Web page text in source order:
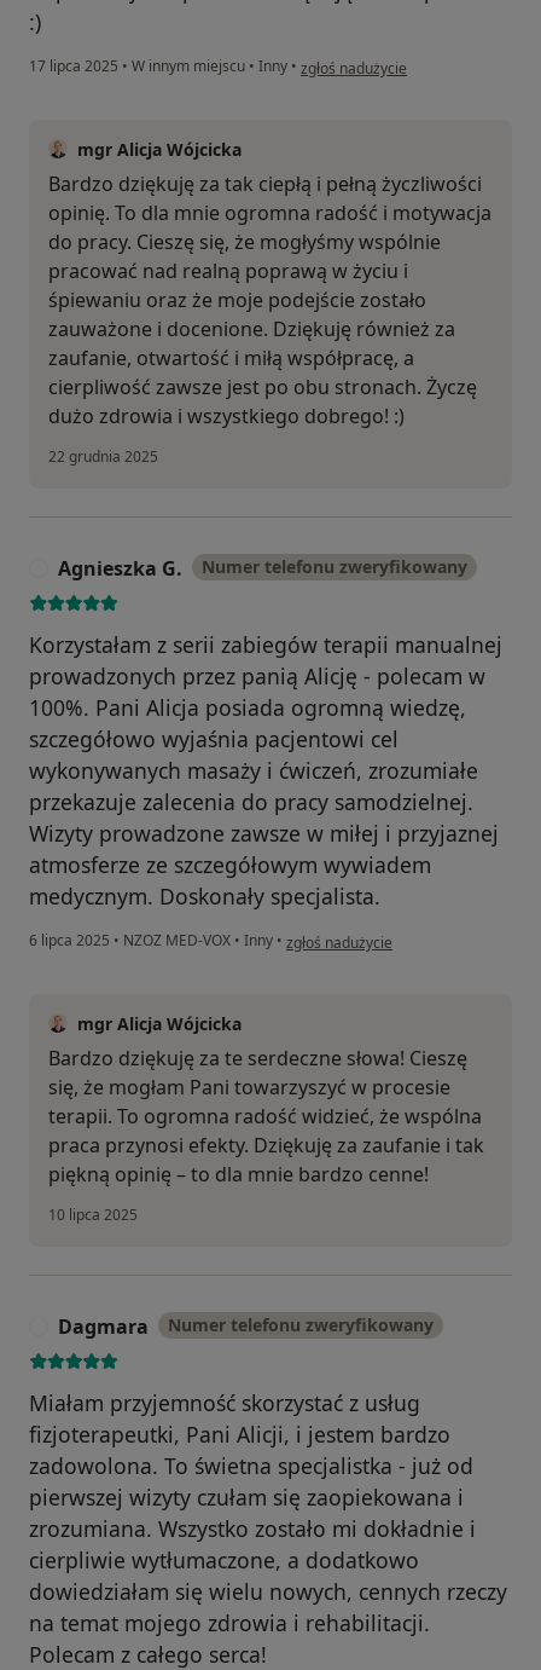
:)
17 lipca 2025 • W innym miejscu • Inny • w opinii użytkownika Justyna
zgłoś nadużycie
mgr Alicja Wójcicka
Bardzo dziękuję za tak ciepłą i pełną życzliwości
opinię. To dla mnie ogromna radość i motywacja
do pracy. Cieszę się, że mogłyśmy wspólnie
pracować nad realną poprawą w życiu i
śpiewaniu oraz że moje podejście zostało
zauważone i docenione. Dziękuję również za
zaufanie, otwartość i miłą współpracę, a
cierpliwość zawsze jest po obu stronach. Życzę
dużo zdrowia i wszystkiego dobrego! :)
22 grudnia 2025
Agnieszka G. Numer telefonu zweryfikowany
Korzystałam z serii zabiegów terapii manualnej
prowadzonych przez panią Alicję - polecam w
100%. Pani Alicja posiada ogromną wiedzę,
szczegółowo wyjaśnia pacjentowi cel
wykonywanych masaży i ćwiczeń, zrozumiałe
przekazuje zalecenia do pracy samodzielnej.
Wizyty prowadzone zawsze w miłej i przyjaznej
atmosferze ze szczegółowym wywiadem
medycznym. Doskonały specjalista.
6 lipca 2025 • NZOZ MED-VOX • Inny • w opinii użytkownika Agnieszka G.
zgłoś nadużycie
mgr Alicja Wójcicka
Bardzo dziękuję za te serdeczne słowa! Cieszę
się, że mogłam Pani towarzyszyć w procesie
terapii. To ogromna radość widzieć, że wspólna
praca przynosi efekty. Dziękuję za zaufanie i tak
piękną opinię – to dla mnie bardzo cenne!
10 lipca 2025
Dagmara Numer telefonu zweryfikowany
Miałam przyjemność skorzystać z usług
fizjoterapeutki, Pani Alicji, i jestem bardzo
zadowolona. To świetna specjalistka - już od
pierwszej wizyty czułam się zaopiekowana i
zrozumiana. Wszystko zostało mi dokładnie i
cierpliwie wytłumaczone, a dodatkowo
dowiedziałam się wielu nowych, cennych rzeczy
na temat mojego zdrowia i rehabilitacji.
Polecam z całego serca!